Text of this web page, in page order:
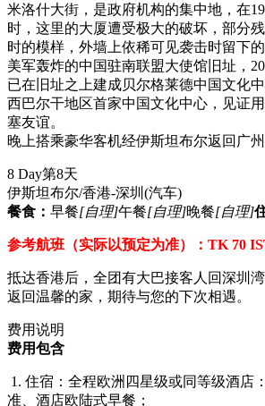
米洛什大街，是政府机构的集中地，在
时，这里的大厦遭受极大的破坏，部分
时的模样，外墙上依稀可见袭击时留下
美军轰炸的中国驻南联盟大使馆旧址，
已在旧址之上建成贝尔格莱德中国文化
西巴尔干地区首家中国文化中心，见证
塞友谊。
晚上搭乘豪华客机经伊斯坦布尔返回广州
8 Day第8天
伊斯坦布尔/香港-深圳 (汽车)
餐食： 早餐[自理]午餐[自理]晚餐[自理]
参考航班（实际以预定为准）：TK 70
抵达香港后，全团有大巴接客人回深圳
返回温馨的家，期待与您的下次相遇。
费用说明
费用包含
1. 住宿：全程欧洲四星级或同等级酒店
准、酒店欧陆式早餐；